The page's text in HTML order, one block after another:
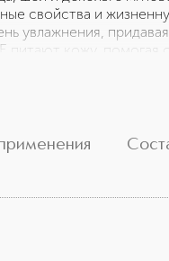
свойства и
увлажнения,
питают кожу,
кислотой,